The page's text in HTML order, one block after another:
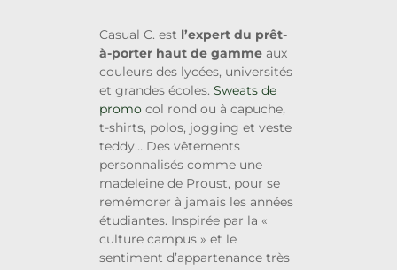
Casual C. est l’expert du prêt-
à-porter haut de gamme aux
couleurs des lycées, universités
et grandes écoles. Sweats de
promo col rond ou à capuche,
t-shirts, polos, jogging et veste
teddy… Des vêtements
personnalisés comme une
madeleine de Proust, pour se
remémorer à jamais les années
étudiantes. Inspirée par la «
culture campus » et le
sentiment d’appartenance très